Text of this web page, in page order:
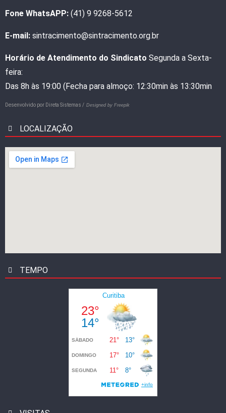
Fone WhatsAPP: (41) 9 9268-5612
E-mail: sintracimento@sintracimento.org.br
Horário de Atendimento do Sindicato Segunda a Sexta-
feira:
Das 8h às 19:00 (Fecha para almoço: 12:30min às 13:30min
Desenvolvido por Direta Sistemas / Designed by Freepik
LOCALIZAÇÃO
TEMPO